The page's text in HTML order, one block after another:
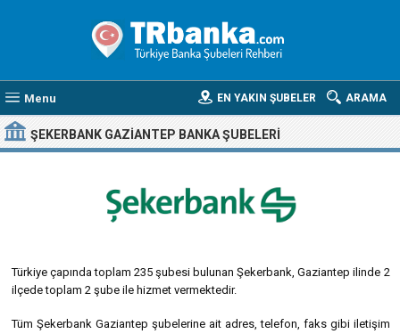
Menu ARAMA
EN YAKIN ŞUBELER
ŞEKERBANK GAZIANTEP BANKA ŞUBELERI
Türkiye çapında toplam 235 şubesi bulunan Şekerbank, Gaziantep ilinde 2
ilçede toplam 2 şube ile hizmet vermektedir.
Tüm Şekerbank Gaziantep şubelerine ait adres, telefon, faks gibi iletişim